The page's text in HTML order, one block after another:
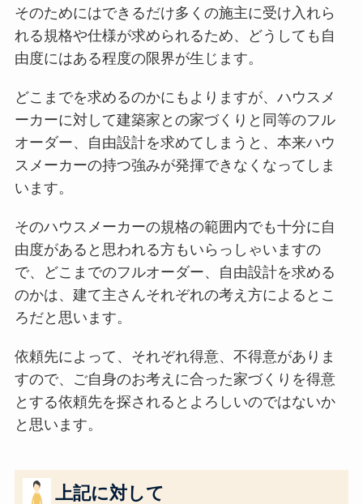
そのためにはできるだけ多くの施主に受け入れら
れる規格や仕様が求められるため、どうしても自
由度にはある程度の限界が生じます。
どこまでを求めるのかにもよりますが、ハウスメ
ーカーに対して建築家との家づくりと同等のフル
オーダー、自由設計を求めてしまうと、本来ハウ
スメーカーの持つ強みが発揮できなくなってしま
います。
そのハウスメーカーの規格の範囲内でも十分に自
由度があると思われる方もいらっしゃいますの
で、どこまでのフルオーダー、自由設計を求める
のかは、建て主さんそれぞれの考え方によるとこ
ろだと思います。
依頼先によって、それぞれ得意、不得意がありま
すので、ご自身のお考えに合った家づくりを得意
とする依頼先を探されるとよろしいのではないか
と思います。
上記に対して